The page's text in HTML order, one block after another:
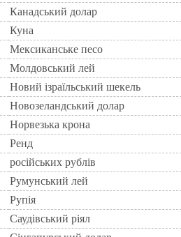
Канадський долар
Куна
Мексиканське песо
Молдовський лей
Новий ізраїльський шекель
Новозеландський долар
Норвезька крона
Ренд
російських рублів
Румунський лей
Рупія
Саудівський ріял